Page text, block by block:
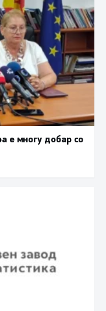
е многу добар со